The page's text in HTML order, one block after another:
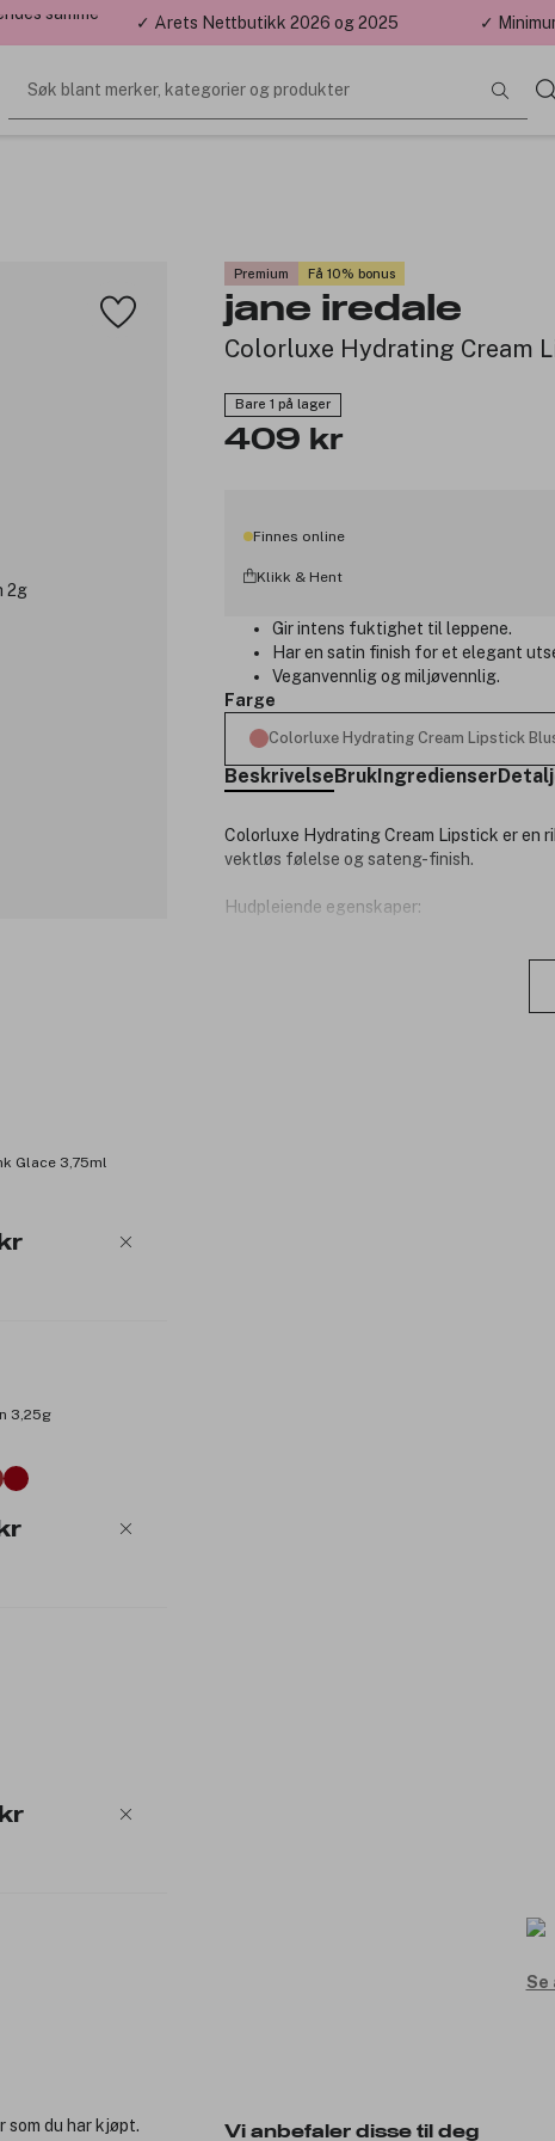
samme ✓ Årets Nettbutikk 2026 og 2025 ✓
Søk blant merker, kategorier og produkter
Premium Få 10% bonus
jane iredale
Colorluxe Hydrating Cream
Bare 1 på lager
409 kr
Finnes online
Klikk & Hent
Gir intens fuktighet til leppene.
Har en satin finish for et elegant
Veganvennlig og miljøvennlig.
Farge
Colorluxe Hydrating Cream Lipstick
BeskrivelseBrukIngredienser
Colorluxe Hydrating Cream Lipstick er
vektløs følelse og sateng-finish.
Hudpleiende egenskaper:
Glace 3,75ml
3,25g
Se
Vi anbefaler disse til deg
du har kjøpt.